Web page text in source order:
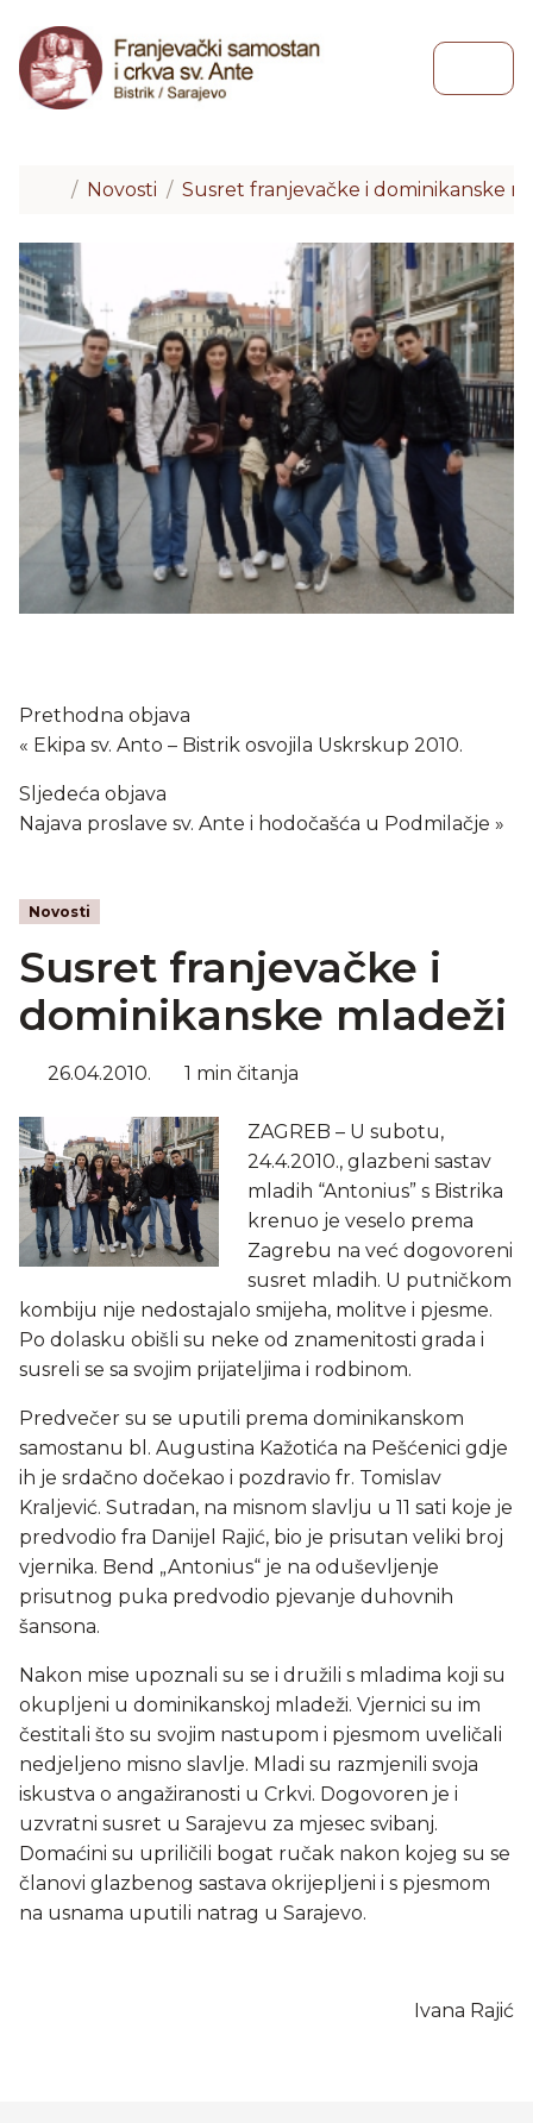
Menu
Home
Novosti Susret franjevačke i dominikanske
Prethodna objava
Ekipa sv. Anto – Bistrik osvojila Uskrskup 2010.
Sljedeća objava
Najava proslave sv. Ante i hodočašća u Podmilačje
Novosti
Susret franjevačke i
dominikanske mladeži
26.04.2010. 1 min čitanja
ZAGREB – U subotu,
24.4.2010., glazbeni sastav
mladih “Antonius” s Bistrika
krenuo je veselo prema
Zagrebu na već dogovoreni
susret mladih. U putničkom
kombiju nije nedostajalo smijeha, molitve i pjesme.
Po dolasku obišli su neke od znamenitosti grada i
susreli se sa svojim prijateljima i rodbinom.
Predvečer su se uputili prema dominikanskom
samostanu bl. Augustina Kažotića na Pešćenici gdje
ih je srdačno dočekao i pozdravio fr. Tomislav
Kraljević. Sutradan, na misnom slavlju u 11 sati koje je
predvodio fra Danijel Rajić, bio je prisutan veliki broj
vjernika. Bend „Antonius“ je na oduševljenje
prisutnog puka predvodio pjevanje duhovnih
šansona.
Nakon mise upoznali su se i družili s mladima koji su
okupljeni u dominikanskoj mladeži. Vjernici su im
čestitali što su svojim nastupom i pjesmom uveličali
nedjeljeno misno slavlje. Mladi su razmjenili svoja
iskustva o angažiranosti u Crkvi. Dogovoren je i
uzvratni susret u Sarajevu za mjesec svibanj.
Domaćini su upriličili bogat ručak nakon kojeg su se
članovi glazbenog sastava okrijepljeni i s pjesmom
na usnama uputili natrag u Sarajevo.
Ivana Rajić